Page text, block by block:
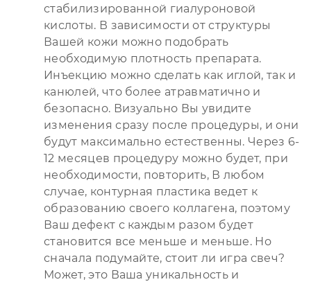
стабилизированной гиалуроновой
кислоты. В зависимости от структуры
Вашей кожи можно подобрать
необходимую плотность препарата.
Инъекцию можно сделать как иглой, так и
канюлей, что более атравматично и
безопасно. Визуально Вы увидите
изменения сразу после процедуры, и они
будут максимально естественны. Через 6-
12 месяцев процедуру можно будет, при
необходимости, повторить, В любом
случае, контурная пластика ведет к
образованию своего коллагена, поэтому
Ваш дефект с каждым разом будет
становится все меньше и меньше. Но
сначала подумайте, стоит ли игра свеч?
Может, это Ваша уникальность и